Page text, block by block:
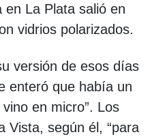
en La Plata salió en
vidrios polarizados.
versión de esos días
enteró que había un
en micro”. Los
Vista, según él, “para